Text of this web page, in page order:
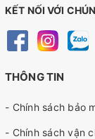
KẾT NỐI VỚI
THÔNG TIN
- Chính sách bảo
- Chính sách vận